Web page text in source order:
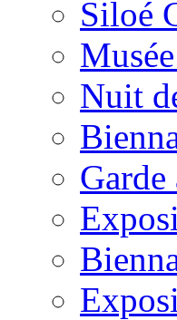
Siloé
Nuit
Garde